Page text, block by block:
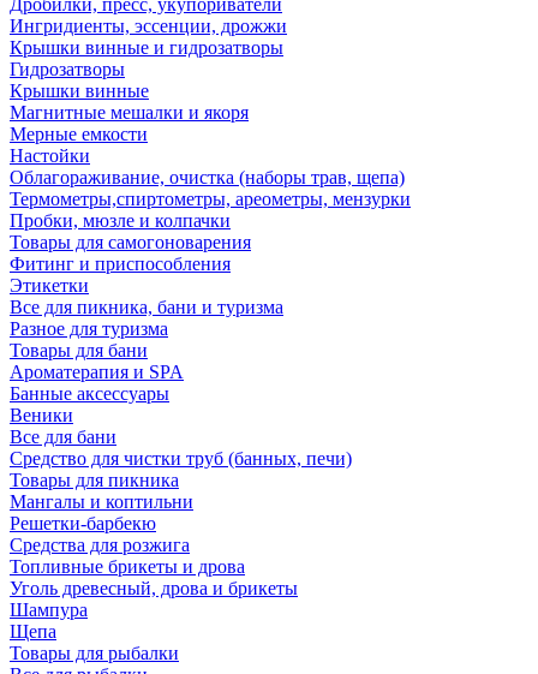
Дробилки, пресс, укупориватели
Ингридиенты, эссенции, дрожжи
Крышки винные и гидрозатворы
Гидрозатворы
Крышки винные
Магнитные мешалки и якоря
Мерные емкости
Настойки
Облагораживание, очистка (наборы трав, щепа)
Термометры,спиртометры, ареометры, мензурки
Пробки, мюзле и колпачки
Товары для самогоноварения
Фитинг и приспособления
Этикетки
Все для пикника, бани и туризма
Разное для туризма
Товары для бани
Ароматерапия и SPA
Банные аксессуары
Веники
Все для бани
Средство для чистки труб (банных, печи)
Товары для пикника
Мангалы и коптильни
Решетки-барбекю
Средства для розжига
Топливные брикеты и дрова
Уголь древесный, дрова и брикеты
Шампура
Щепа
Товары для рыбалки